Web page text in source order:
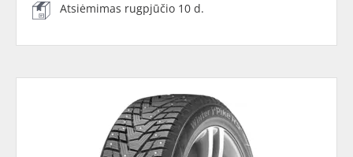
Atsiėmimas rugpjūčio 10 d.